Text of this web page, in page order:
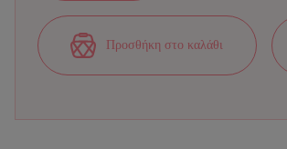
Προσθήκη στο καλάθι